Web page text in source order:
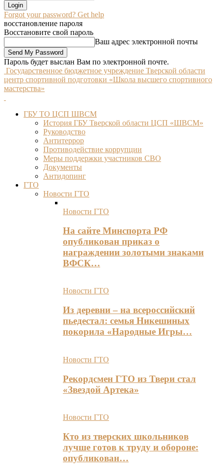
Forgot your password? Get help
восстановление пароля
Восстановите свой пароль
Ваш адрес электронной почты
Пароль будет выслан Вам по электронной почте.
Государственное бюджетное учреждение Тверской области
центр спортивной подготовки «Школа высшего спортивного
мастерства»
ГБУ ТО ЦСП ШВСМ
История ГБУ Тверской области ЦСП «ШВСМ»
Руководство
Антитеррор
Противодействие коррупции
Меры поддержки участников СВО
Документы
Антидопинг
ГТО
Новости ГТО
Новости ГТО
На сайте Минспорта РФ
опубликован приказ о
награждении золотыми знаками
ВФСК…
Новости ГТО
Из деревни – на всероссийский
пьедестал: семья Никешиных
покорила «Народные Игры…
Новости ГТО
Рекордсмен ГТО из Твери стал
«Звездой Артека»
Новости ГТО
Кто из тверских школьников
лучше готов к труду и обороне:
опубликован…